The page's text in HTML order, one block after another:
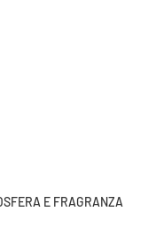
E FRAGRANZA